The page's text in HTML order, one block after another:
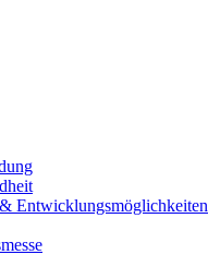
Entwicklungsmöglichkeiten